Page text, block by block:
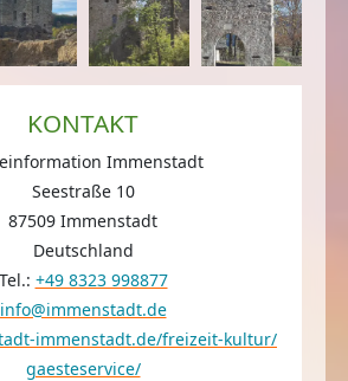
KONTAKT
Immenstadt
Seestraße 10
87509 Immenstadt
Deutschland
Tel.: +49 8323 998877
info@immenstadt.de
immenstadt.de/freizeit-kultur/
gaesteservice/